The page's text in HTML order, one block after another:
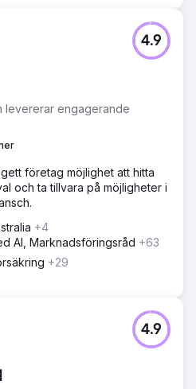
levererar engagerande
4.9
företag möjlighet att hitta
och ta tillvara på möjligheter i
+4
AI, Marknadsföringsråd +63
+29
4.9